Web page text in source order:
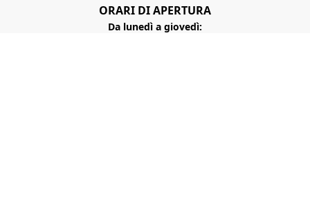
ORARI DI APERTURA
Da lunedì a giovedì: